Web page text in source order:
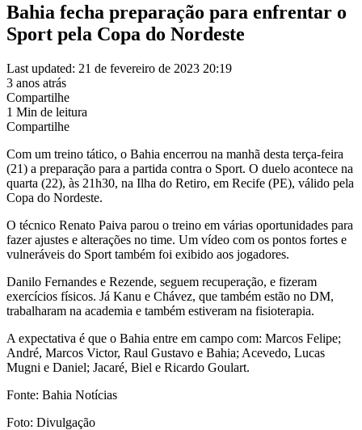
Bahia fecha preparação para enfrentar o
Sport pela Copa do Nordeste
Last updated: 21 de fevereiro de 2023 20:19
3 anos atrás
Compartilhe
1 Min de leitura
Compartilhe
Com um treino tático, o Bahia encerrou na manhã desta terça-feira
(21) a preparação para a partida contra o Sport. O duelo acontece na
quarta (22), às 21h30, na Ilha do Retiro, em Recife (PE), válido pela
Copa do Nordeste.
O técnico Renato Paiva parou o treino em várias oportunidades para
fazer ajustes e alterações no time. Um vídeo com os pontos fortes e
vulneráveis do Sport também foi exibido aos jogadores.
Danilo Fernandes e Rezende, seguem recuperação, e fizeram
exercícios físicos. Já Kanu e Chávez, que também estão no DM,
trabalharam na academia e também estiveram na fisioterapia.
A expectativa é que o Bahia entre em campo com: Marcos Felipe;
André, Marcos Victor, Raul Gustavo e Bahia; Acevedo, Lucas
Mugni e Daniel; Jacaré, Biel e Ricardo Goulart.
Fonte: Bahia Notícias
Foto: Divulgação